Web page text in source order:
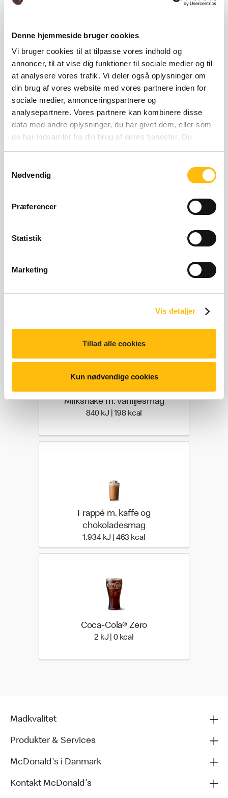
Denne hjemmeside bruger cookies
Vi bruger cookies til at tilpasse vores indhold og
annoncer, til at vise dig funktioner til sociale medier og til
at analysere vores trafik. Vi deler også oplysninger om
din brug af vores website med vores partnere inden for
sociale medier, annonceringspartnere og
analysepartnere. Vores partnere kan kombinere disse
data med andre oplysninger, du har givet dem, eller som
de har indsamlet fra din brug af deres tjenester. Du
Nødvendig
Præferencer
Statistik
Marketing
Vis detaljer
Tillad alle cookies
Kun nødvendige cookies
næringsoplysning
Næringsindhold
Ingrediens- og allergioplysning
Næringsberegner
Milkshake m. vaniljesmag
840 kJ | 198 kcal
Frappé m. kaffe og
chokoladesmag
1.934 kJ | 463 kcal
Coca-Cola® Zero
2 kJ | 0 kcal
Madkvalitet
Produkter & Services
McDonald's i Danmark
Kontakt McDonald's